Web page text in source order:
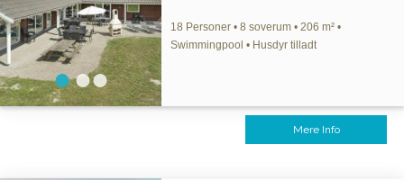
18 Personer • 8 soverum • 206 m² •
Swimmingpool • Husdyr tilladt
Mere Info